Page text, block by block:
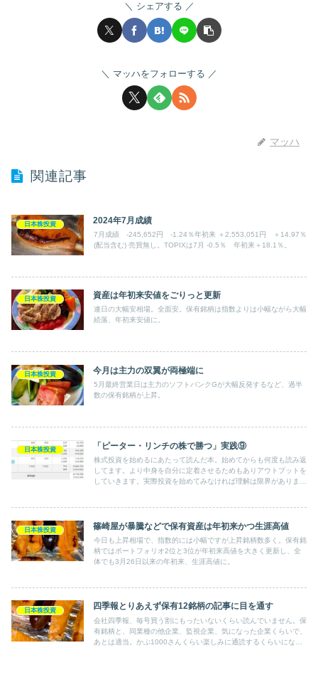
シェアする
マッハをフォローする
マッハ
関連記事
日本株投資 2024年7月成績
7月成績 -245,652円 -1.24％年初来 ＋2,553,051円 ＋14.97％
(配当含む) 売買無し。TOPIXは7月 -0.5％ 年初来＋18.1％。
日本株投資 資産は年初来安値をごりっと更新
連日の大幅安相場。全面安。保有銘柄は指数よりは小幅ながら大幅
続落、年初来安値に。
日本株投資 今月は主力の双翼が両極端に
5月最終営業日は主力のソフトバンクGが大幅反発するなど、過半
数の保有銘柄が上昇。
日本株投資 「ピーター・リンチの株で勝つ」実践⑨
株式投資を始めるにあたって読んだ本。始めてからも何度も読み返
してます。より中身を自分に定着させるためもありアウトプットを
していきます。実際投資を始めてみなければ理解は限界がありま
日本株投資 篠崎屋が暴騰などで保有資産は年初来かつ生涯高値
今日も上昇相場で、指数的には小幅ですが上昇銘柄数多く。保有銘
柄ではポートフォリオ2位と3位が年初来高値を大きく更新し、全
体でも3月26日以来の年初来、生涯高値に。
日本株投資 四季報とりあえず保有12銘柄の記事に目を通す
会社四季報、毎号買う割にもったいないくらい読んでいません。保
有銘柄と、同業種の他企業、監視企業、気になった企業くらいで、
あとは適当。かぶ1000さんくらい楽しみに通読するくらいになれ